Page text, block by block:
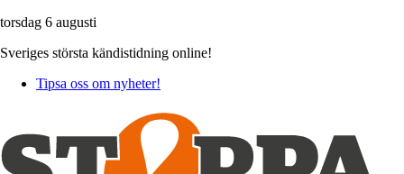
torsdag 6 augusti
Sveriges största kändistidning online!
Tipsa oss om nyheter!